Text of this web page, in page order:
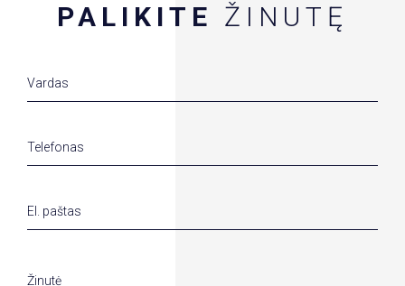
PALIKITE ŽINUTĘ